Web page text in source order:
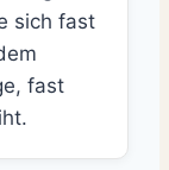
sich fast
fast